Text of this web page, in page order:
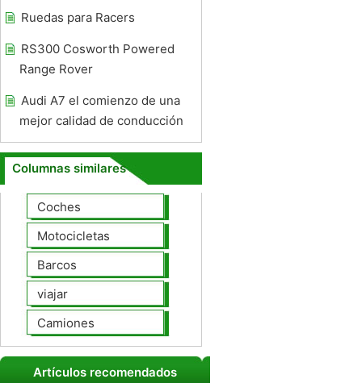
Ruedas para Racers
RS300 Cosworth Powered
Range Rover
Audi A7 el comienzo de una
mejor calidad de conducción
Columnas similares
Coches
Motocicletas
Barcos
viajar
Camiones
Artículos recomendados